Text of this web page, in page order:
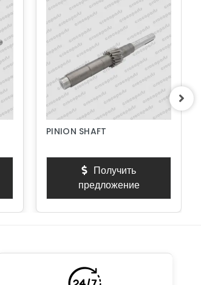
PINION SHAFT
Получить
предложение